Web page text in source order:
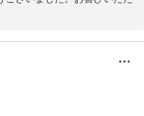
候も荒れてしまいました